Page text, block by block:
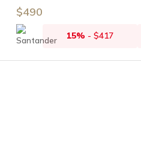
$490
15% - $417